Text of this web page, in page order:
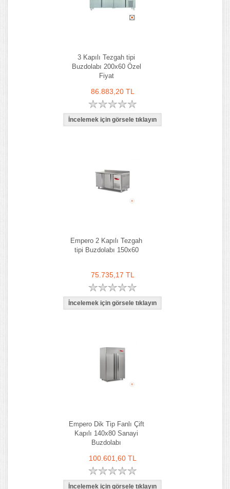
3 Kapılı Tezgah tipi
Buzdolabı 200x60 Özel
Fiyat
86.883,20 TL
Empero 2 Kapılı Tezgah
tipi Buzdolabı 150x60
75.735,17 TL
Empero Dik Tip Fanlı Çift
Kapılı 140x80 Sanayi
Buzdolabı
100.601,60 TL